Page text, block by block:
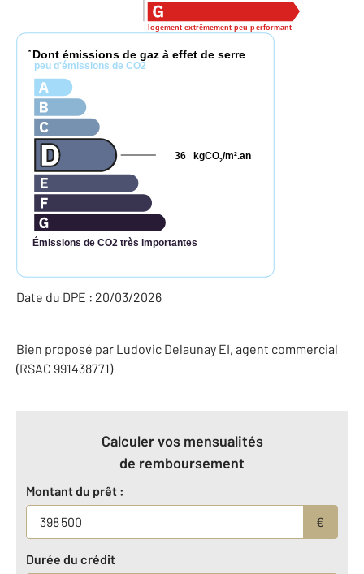
logement extrêmement peu performant
* Dont émissions de gaz à effet de serre
peu d'émissions de CO2
Émissions de CO2 très importantes
kgCO2/m2.an
36
Date du DPE : 20/03/2026
Bien proposé par Ludovic Delaunay EI, agent commercial
(RSAC 991438771)
Calculer vos mensualités
de remboursement
Montant du prêt :
€
Durée du crédit